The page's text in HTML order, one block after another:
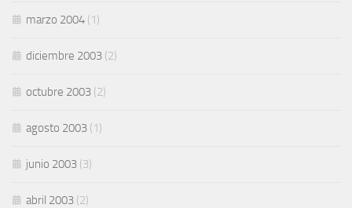
marzo 2004 (1)
diciembre 2003 (2)
octubre 2003 (2)
agosto 2003 (1)
junio 2003 (3)
abril 2003 (2)